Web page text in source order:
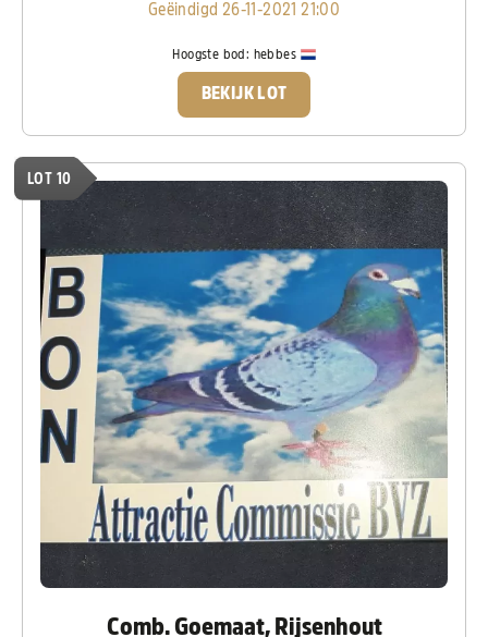
Geëindigd 26-11-2021 21:00
Hoogste bod: hebbes
BEKIJK LOT
LOT 10
Comb. Goemaat, Rijsenhout